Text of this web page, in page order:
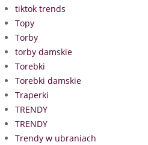
tiktok trends
Topy
Torby
torby damskie
Torebki
Torebki damskie
Traperki
TRENDY
TRENDY
Trendy w ubraniach